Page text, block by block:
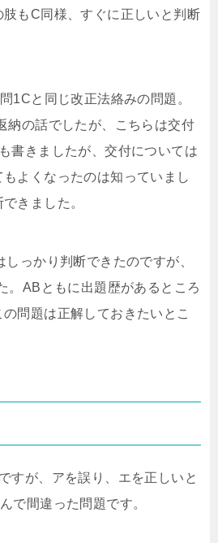
もC同様、すぐに正しいと判断
1Cと同じ改正法絡みの問題。
納の話でしたが、こちらは交付
書きましたが、交付については
よくなったのは知っていまし
きました。
っかり判断できたのですが、
。ABともに出題歴があるところ
問題は正解しておきたいとこ
すが、アを誤り、エを正しいと
で間違った問題です。